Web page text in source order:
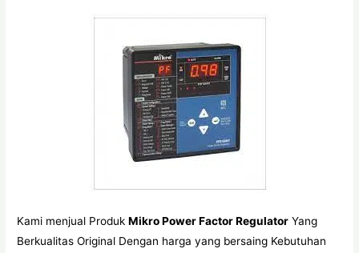
Kami menjual ProdukMikro Power Factor Regulator Yang
Berkualitas Original Dengan harga yang bersaing Kebutuhan